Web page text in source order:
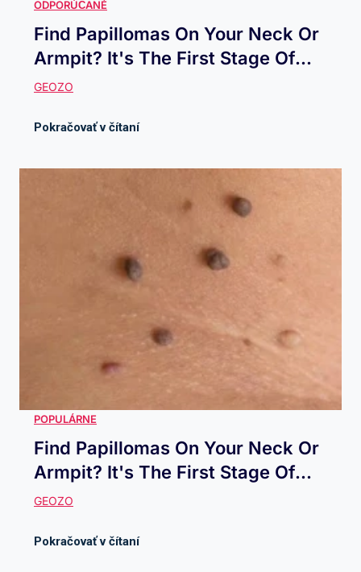
Find Papillomas On Your Neck Or
Armpit? It's The First Stage Of...
Find Papillomas On Your Neck Or
Armpit? It's The First Stage Of...